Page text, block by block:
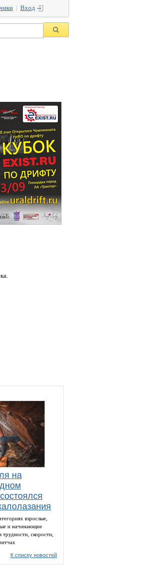
Вход
на
взрослые,
и начинающие
трудности, скорости,
К списку новостей